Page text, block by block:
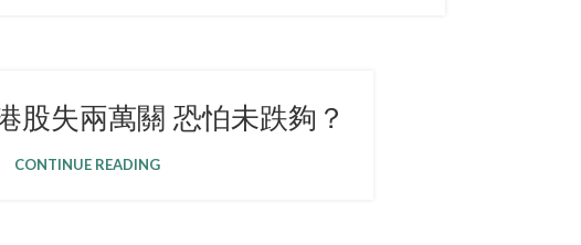
股失兩萬關 恐怕未跌夠？
CONTINUE READING